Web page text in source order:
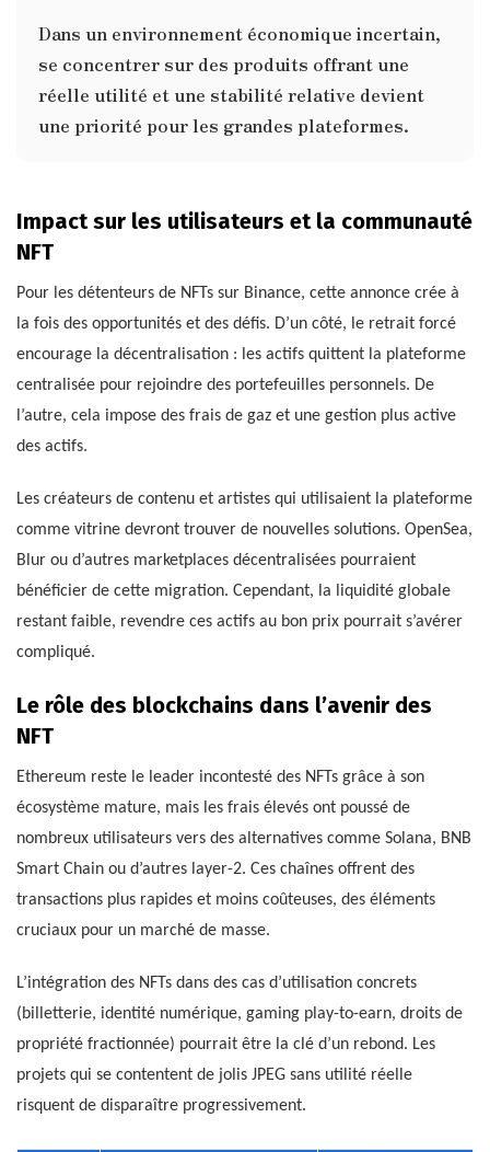
Dans un environnement économique incertain,
se concentrer sur des produits offrant une
réelle utilité et une stabilité relative devient
une priorité pour les grandes plateformes.
Impact sur les utilisateurs et la communauté
NFT
Pour les détenteurs de NFTs sur Binance, cette annonce crée à
la fois des opportunités et des défis. D’un côté, le retrait forcé
encourage la décentralisation : les actifs quittent la plateforme
centralisée pour rejoindre des portefeuilles personnels. De
l’autre, cela impose des frais de gaz et une gestion plus active
des actifs.
Les créateurs de contenu et artistes qui utilisaient la plateforme
comme vitrine devront trouver de nouvelles solutions. OpenSea,
Blur ou d’autres marketplaces décentralisées pourraient
bénéficier de cette migration. Cependant, la liquidité globale
restant faible, revendre ces actifs au bon prix pourrait s’avérer
compliqué.
Le rôle des blockchains dans l’avenir des
NFT
Ethereum reste le leader incontesté des NFTs grâce à son
écosystème mature, mais les frais élevés ont poussé de
nombreux utilisateurs vers des alternatives comme Solana, BNB
Smart Chain ou d’autres layer-2. Ces chaînes offrent des
transactions plus rapides et moins coûteuses, des éléments
cruciaux pour un marché de masse.
L’intégration des NFTs dans des cas d’utilisation concrets
(billetterie, identité numérique, gaming play-to-earn, droits de
propriété fractionnée) pourrait être la clé d’un rebond. Les
projets qui se contentent de jolis JPEG sans utilité réelle
risquent de disparaître progressivement.